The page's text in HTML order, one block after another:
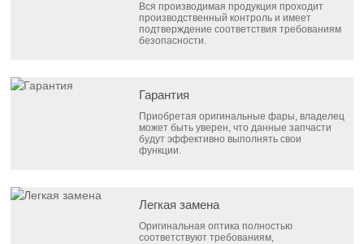
Вся производимая продукция проходит
производственный контроль и имеет
подтверждение соответствия требованиям
безопасности.
Гарантия
Приобретая оригинальные фары, владелец
может быть уверен, что данные запчасти
будут эффективно выполнять свои
функции.
Легкая замена
Оригинальная оптика полностью
соответствуют требованиям,